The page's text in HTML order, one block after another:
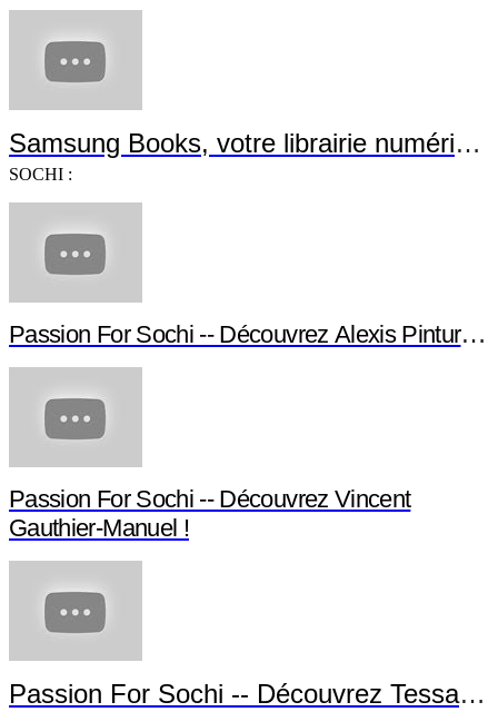
Samsung Books, votre librairie
SOCHI :
Passion For Sochi -- Découvrez Alexis
Passion For Sochi -- Découvrez Vincent
Gauthier-Manuel !
Passion For Sochi -- Découvrez Tessa